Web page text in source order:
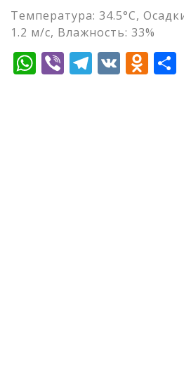
Температура: 34.5°C,
1.2 м/с, Влажность: 33%
WhatsApp
ViberTelegram
VK